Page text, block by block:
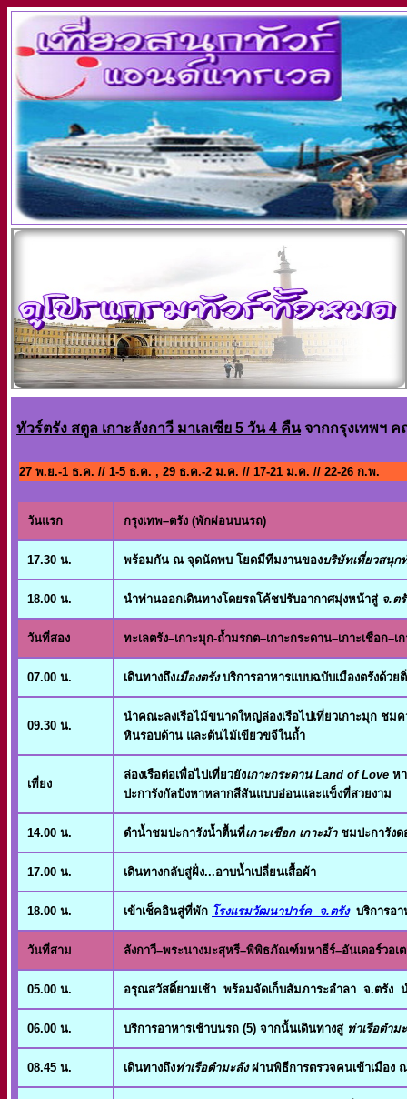
ทัวร์ตรัง สตูล เกาะลังกาวี มาเลเซีย 5 วัน 4 คืนจากกรุงเทพฯ ค
27 พ.ย.-1 ธ.ค. // 1-5 ธ.ค. , 29 ธ.ค.-2 ม.ค. // 17-21 ม.ค. // 22-26 ก.พ.
วันแรก กรุงเทพ–ตรัง (พักผ่อนบนรถ)
17.30 น. พร้อมกัน ณ จุดนัดพบ โยดมีทีมงานของบริษัทเที่ยวสนุก
18.00 น. นำท่านออกเดินทางโดยรถโค้ชปรับอากาศมุ่งหน้าสู่ จ.ต
วันที่สอง ทะเลตรัง–เกาะมุก-ถ้ำมรกต–เกาะกระดาน–เกาะเชือก–เ
07.00 น. เดินทางถึงเมืองตรังบริการอาหารแบบฉบับเมืองตรังด้ว
09.30 น.
นำคณะลงเรือไม้ขนาดใหญ่ล่องเรือไปเที่ยวเกาะมุก ชม
หินรอบด้าน และต้นไม้เขียวขจีในถ้ำ
เที่ยง
ล่องเรือต่อเพื่อไปเที่ยวยังเกาะกระดาน Land of Love ห
ปะการังกัลปังหาหลากสีสันแบบอ่อนและแข็งที่สวยงาม
14.00 น. ดำน้ำชมปะการังน้ำตื้นที่เกาะเชือก เกาะม้าชมปะการังด
17.00 น. เดินทางกลับสู่ฝั่ง...อาบน้ำเปลี่ยนเสื้อผ้า
18.00 น. เข้าเช็คอินสู่ที่พัก โรงแรมวัฒนาปาร์ค จ.ตรังบริการอา
วันที่สาม ลังกาวี–พระนางมะสุหรี–พิพิธภัณฑ์มหาธีร์–อันเดอร์วอเต
05.00 น. อรุณสวัสดิ์ยามเช้า พร้อมจัดเก็บสัมภาระอำลา จ.ตรัง
06.00 น. บริการอาหารเช้าบนรถ (5) จากนั้นเดินทางสู่ ท่าเรือตำ
08.45 น. เดินทางถึงท่าเรือตำมะลังผ่านพิธีการตรวจคนเข้าเมือง